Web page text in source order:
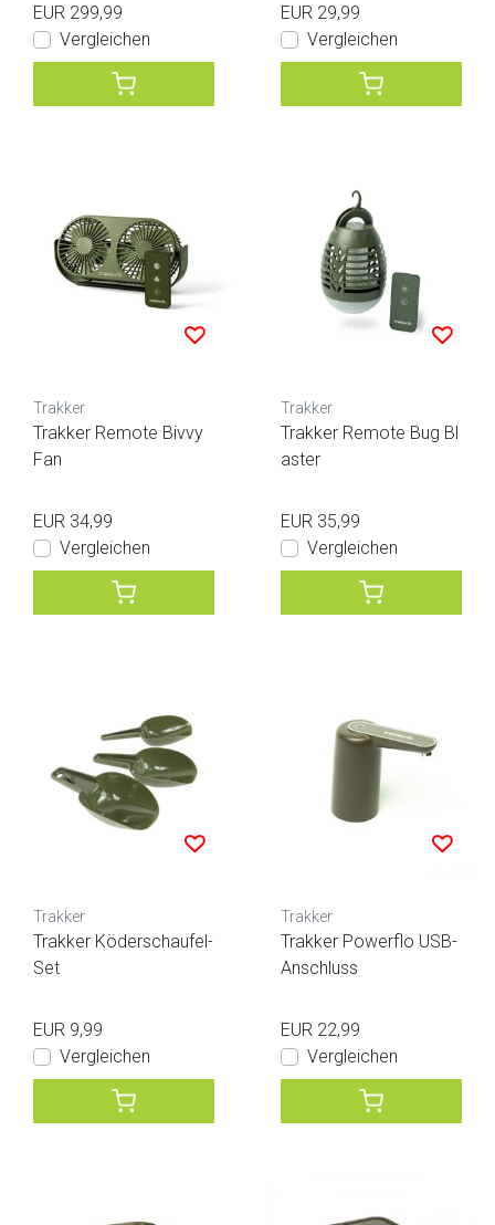
EUR 299,99
Vergleichen
EUR 29,99
Vergleichen
Trakker
Trakker Remote Bivvy
Fan
EUR 34,99
Vergleichen
Trakker
Trakker Remote Bug Bl
aster
EUR 35,99
Vergleichen
Trakker
Trakker Köderschaufel-
Set
EUR 9,99
Vergleichen
Trakker
Trakker Powerflo USB-
Anschluss
EUR 22,99
Vergleichen